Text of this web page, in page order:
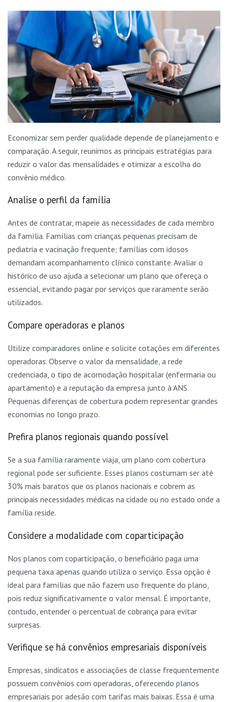
Economizar sem perder qualidade depende de planejamento e
comparação. A seguir, reunimos as principais estratégias para
reduzir o valor das mensalidades e otimizar a escolha do
convênio médico.
Analise o perfil da família
Antes de contratar, mapeie as necessidades de cada membro
da família. Famílias com crianças pequenas precisam de
pediatria e vacinação frequente; famílias com idosos
demandam acompanhamento clínico constante. Avaliar o
histórico de uso ajuda a selecionar um plano que ofereça o
essencial, evitando pagar por serviços que raramente serão
utilizados.
Compare operadoras e planos
Utilize comparadores online e solicite cotações em diferentes
operadoras. Observe o valor da mensalidade, a rede
credenciada, o tipo de acomodação hospitalar (enfermaria ou
apartamento) e a reputação da empresa junto à ANS.
Pequenas diferenças de cobertura podem representar grandes
economias no longo prazo.
Prefira planos regionais quando possível
Se a sua família raramente viaja, um plano com cobertura
regional pode ser suficiente. Esses planos costumam ser até
30% mais baratos que os planos nacionais e cobrem as
principais necessidades médicas na cidade ou no estado onde a
família reside.
Considere a modalidade com coparticipação
Nos planos com coparticipação, o beneficiário paga uma
pequena taxa apenas quando utiliza o serviço. Essa opção é
ideal para famílias que não fazem uso frequente do plano,
pois reduz significativamente o valor mensal. É importante,
contudo, entender o percentual de cobrança para evitar
surpresas.
Verifique se há convênios empresariais disponíveis
Empresas, sindicatos e associações de classe frequentemente
possuem convênios com operadoras, oferecendo planos
empresariais por adesão com tarifas mais baixas. Essa é uma